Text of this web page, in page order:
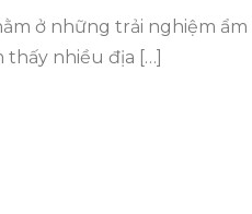
ở những trải nghiệm ẩm
thấy nhiều địa […]